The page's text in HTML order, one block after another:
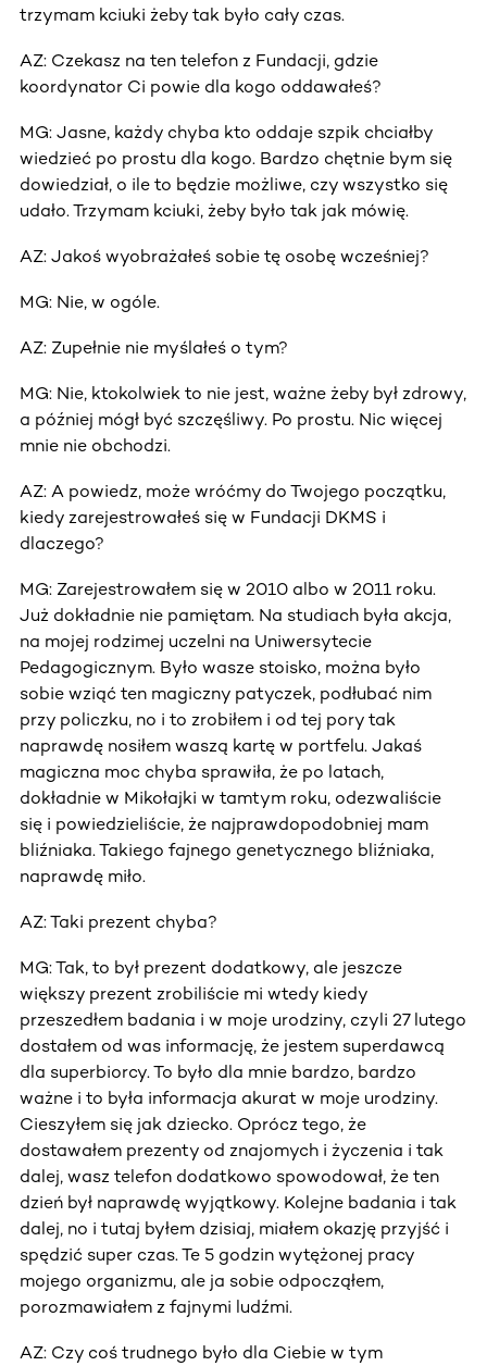
trzymam kciuki żeby tak było cały czas.
AZ: Czekasz na ten telefon z Fundacji, gdzie
koordynator Ci powie dla kogo oddawałeś?
MG: Jasne, każdy chyba kto oddaje szpik chciałby
wiedzieć po prostu dla kogo. Bardzo chętnie bym się
dowiedział, o ile to będzie możliwe, czy wszystko się
udało. Trzymam kciuki, żeby było tak jak mówię.
AZ: Jakoś wyobrażałeś sobie tę osobę wcześniej?
MG: Nie, w ogóle.
AZ: Zupełnie nie myślałeś o tym?
MG: Nie, ktokolwiek to nie jest, ważne żeby był zdrowy,
a później mógł być szczęśliwy. Po prostu. Nic więcej
mnie nie obchodzi.
AZ: A powiedz, może wróćmy do Twojego początku,
kiedy zarejestrowałeś się w Fundacji DKMS i
dlaczego?
MG: Zarejestrowałem się w 2010 albo w 2011 roku.
Już dokładnie nie pamiętam. Na studiach była akcja,
na mojej rodzimej uczelni na Uniwersytecie
Pedagogicznym. Było wasze stoisko, można było
sobie wziąć ten magiczny patyczek, podłubać nim
przy policzku, no i to zrobiłem i od tej pory tak
naprawdę nosiłem waszą kartę w portfelu. Jakaś
magiczna moc chyba sprawiła, że po latach,
dokładnie w Mikołajki w tamtym roku, odezwaliście
się i powiedzieliście, że najprawdopodobniej mam
bliźniaka. Takiego fajnego genetycznego bliźniaka,
naprawdę miło.
AZ: Taki prezent chyba?
MG: Tak, to był prezent dodatkowy, ale jeszcze
większy prezent zrobiliście mi wtedy kiedy
przeszedłem badania i w moje urodziny, czyli 27 lutego
dostałem od was informację, że jestem superdawcą
dla superbiorcy. To było dla mnie bardzo, bardzo
ważne i to była informacja akurat w moje urodziny.
Cieszyłem się jak dziecko. Oprócz tego, że
dostawałem prezenty od znajomych i życzenia i tak
dalej, wasz telefon dodatkowo spowodował, że ten
dzień był naprawdę wyjątkowy. Kolejne badania i tak
dalej, no i tutaj byłem dzisiaj, miałem okazję przyjść i
spędzić super czas. Te 5 godzin wytężonej pracy
mojego organizmu, ale ja sobie odpocząłem,
porozmawiałem z fajnymi ludźmi.
AZ: Czy coś trudnego było dla Ciebie w tym